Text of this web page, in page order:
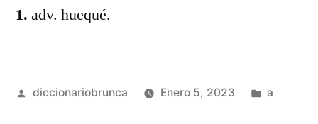
1. adv. huequé.
diccionariobrunca Enero 5, 2023 a